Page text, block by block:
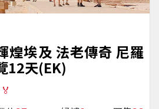
煌埃及 法老傳奇 尼羅
12天(EK)